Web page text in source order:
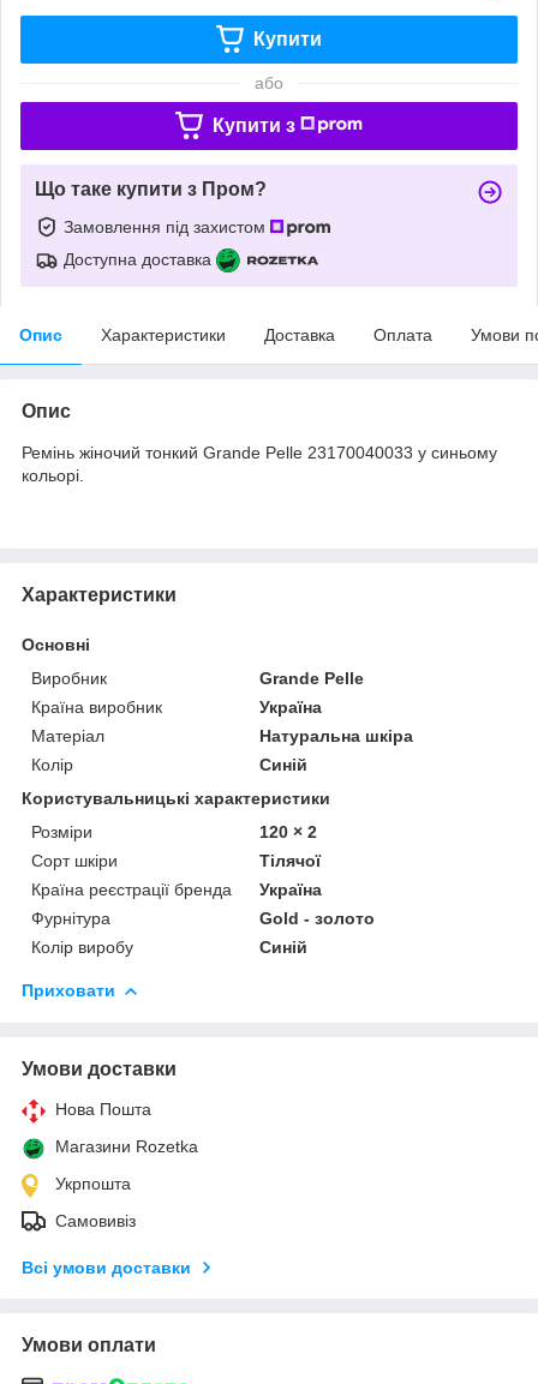
Купити
або
Купити з
Що таке купити з Пром?
Замовлення під захистом
Доступна доставка
Опис Характеристики Доставка Оплата Умови
Опис
Ремінь жіночий тонкий Grande Pelle 23170040033 у синьому
кольорі.
Характеристики
Основні
Виробник
Grande Pelle
Країна виробник
Україна
Матеріал
Натуральна шкіра
Колір
Синій
Користувальницькі характеристики
Розміри
120 × 2
Сорт шкіри
Тілячої
Країна реєстрації бренда
Україна
Фурнітура
Gold - золото
Колір виробу
Синій
Приховати
Умови доставки
Нова Пошта
Магазини Rozetka
Укрпошта
Самовивіз
Всі умови доставки
Умови оплати